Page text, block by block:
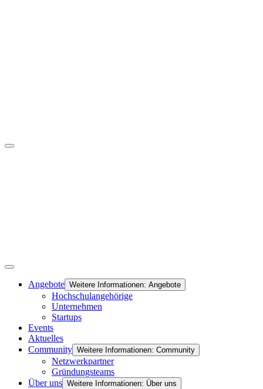
Angebote Weitere Informationen: Angebote
Hochschulangehörige
Unternehmen
Startups
Events
Aktuelles
Community Weitere Informationen: Community
Netzwerkpartner
Gründungsteams
Über uns Weitere Informationen: Über uns